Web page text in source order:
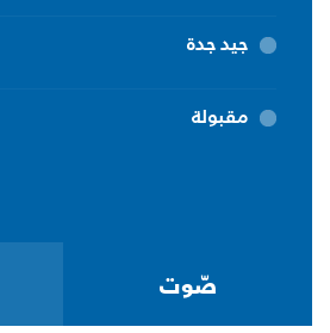
جيد جدة
مقبولة